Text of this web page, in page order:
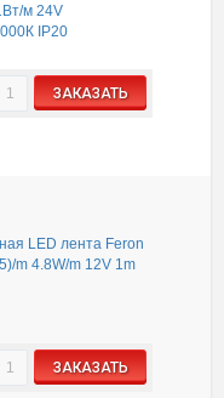
м 24V
IP20
ЗАКАЗАТЬ
LED лента Feron
m 4.8W/m 12V 1m
ЗАКАЗАТЬ